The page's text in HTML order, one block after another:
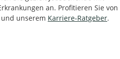
an. Profitieren Sie von
unserem Karriere-Ratgeber.